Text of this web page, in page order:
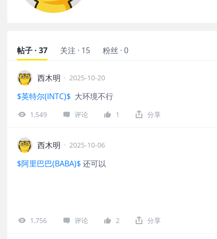
帖子 · 37 关注 · 15 粉丝 · 0
西木明 · 2025-10-20
$英特尔(INTC)$ 大环境不行
1,549 评论 1 分享
西木明 · 2025-10-06
$阿里巴巴(BABA)$ 还可以
1,756 评论 2 分享